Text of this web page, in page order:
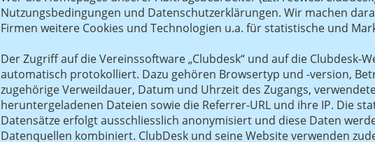
Nutzungsbedingungen und Datenschutzerklärungen. Wir machen
Firmen weitere Cookies und Technologien u.a. für statistische und
Der Zugriff auf die Vereinssoftware „Clubdesk“ und auf die Clubdesk-
automatisch protokolliert. Dazu gehören Browsertyp und -version,
zugehörige Verweildauer, Datum und Uhrzeit des Zugangs,
heruntergeladenen Dateien sowie die Referrer-URL und ihre IP. Die
Datensätze erfolgt ausschliesslich anonymisiert und diese Daten
Datenquellen kombiniert. ClubDesk und seine Website verwenden